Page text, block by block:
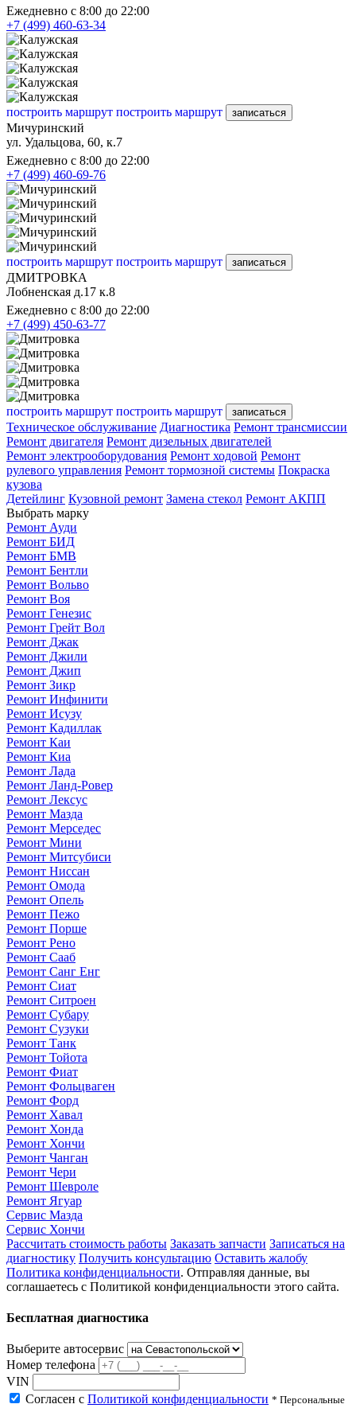
Ежедневно с 8:00 до 22:00
+7 (499) 460-63-34
построить маршрут построить маршрут записаться
Мичуринский
ул. Удальцова, 60, к.7
Ежедневно с 8:00 до 22:00
+7 (499) 460-69-76
построить маршрут построить маршрут записаться
ДМИТРОВКА
Лобненская д.17 к.8
Ежедневно с 8:00 до 22:00
+7 (499) 450-63-77
построить маршрут построить маршрут записаться
Техническое обслуживание Диагностика Ремонт трансмиссии
Ремонт двигателя Ремонт дизельных двигателей
Ремонт электрооборудования Ремонт ходовой Ремонт
рулевого управления Ремонт тормозной системы Покраска
кузова
Детейлинг Кузовной ремонт Замена стекол Ремонт АКПП
Выбрать марку
Ремонт Ауди
Ремонт БИД
Ремонт БМВ
Ремонт Бентли
Ремонт Вольво
Ремонт Воя
Ремонт Генезис
Ремонт Грейт Вол
Ремонт Джак
Ремонт Джили
Ремонт Джип
Ремонт Зикр
Ремонт Инфинити
Ремонт Исузу
Ремонт Кадиллак
Ремонт Каи
Ремонт Киа
Ремонт Лада
Ремонт Ланд-Ровер
Ремонт Лексус
Ремонт Мазда
Ремонт Мерседес
Ремонт Мини
Ремонт Митсубиси
Ремонт Ниссан
Ремонт Омода
Ремонт Опель
Ремонт Пежо
Ремонт Порше
Ремонт Рено
Ремонт Сааб
Ремонт Санг Енг
Ремонт Сиат
Ремонт Ситроен
Ремонт Субару
Ремонт Сузуки
Ремонт Танк
Ремонт Тойота
Ремонт Фиат
Ремонт Фольцваген
Ремонт Форд
Ремонт Хавал
Ремонт Хонда
Ремонт Хончи
Ремонт Чанган
Ремонт Чери
Ремонт Шевроле
Ремонт Ягуар
Сервис Мазда
Сервис Хончи
Рассчитать стоимость работы Заказать запчасти Записаться на
диагностику Получить консультацию Оставить жалобу
Политика конфиденциальности. Отправляя данные, вы
соглашаетесь с Политикой конфиденциальности этого сайта.
Бесплатная диагностика
Выберите автосервис
Номер телефона
VIN
Согласен с Политикой конфиденциальности * Персональные